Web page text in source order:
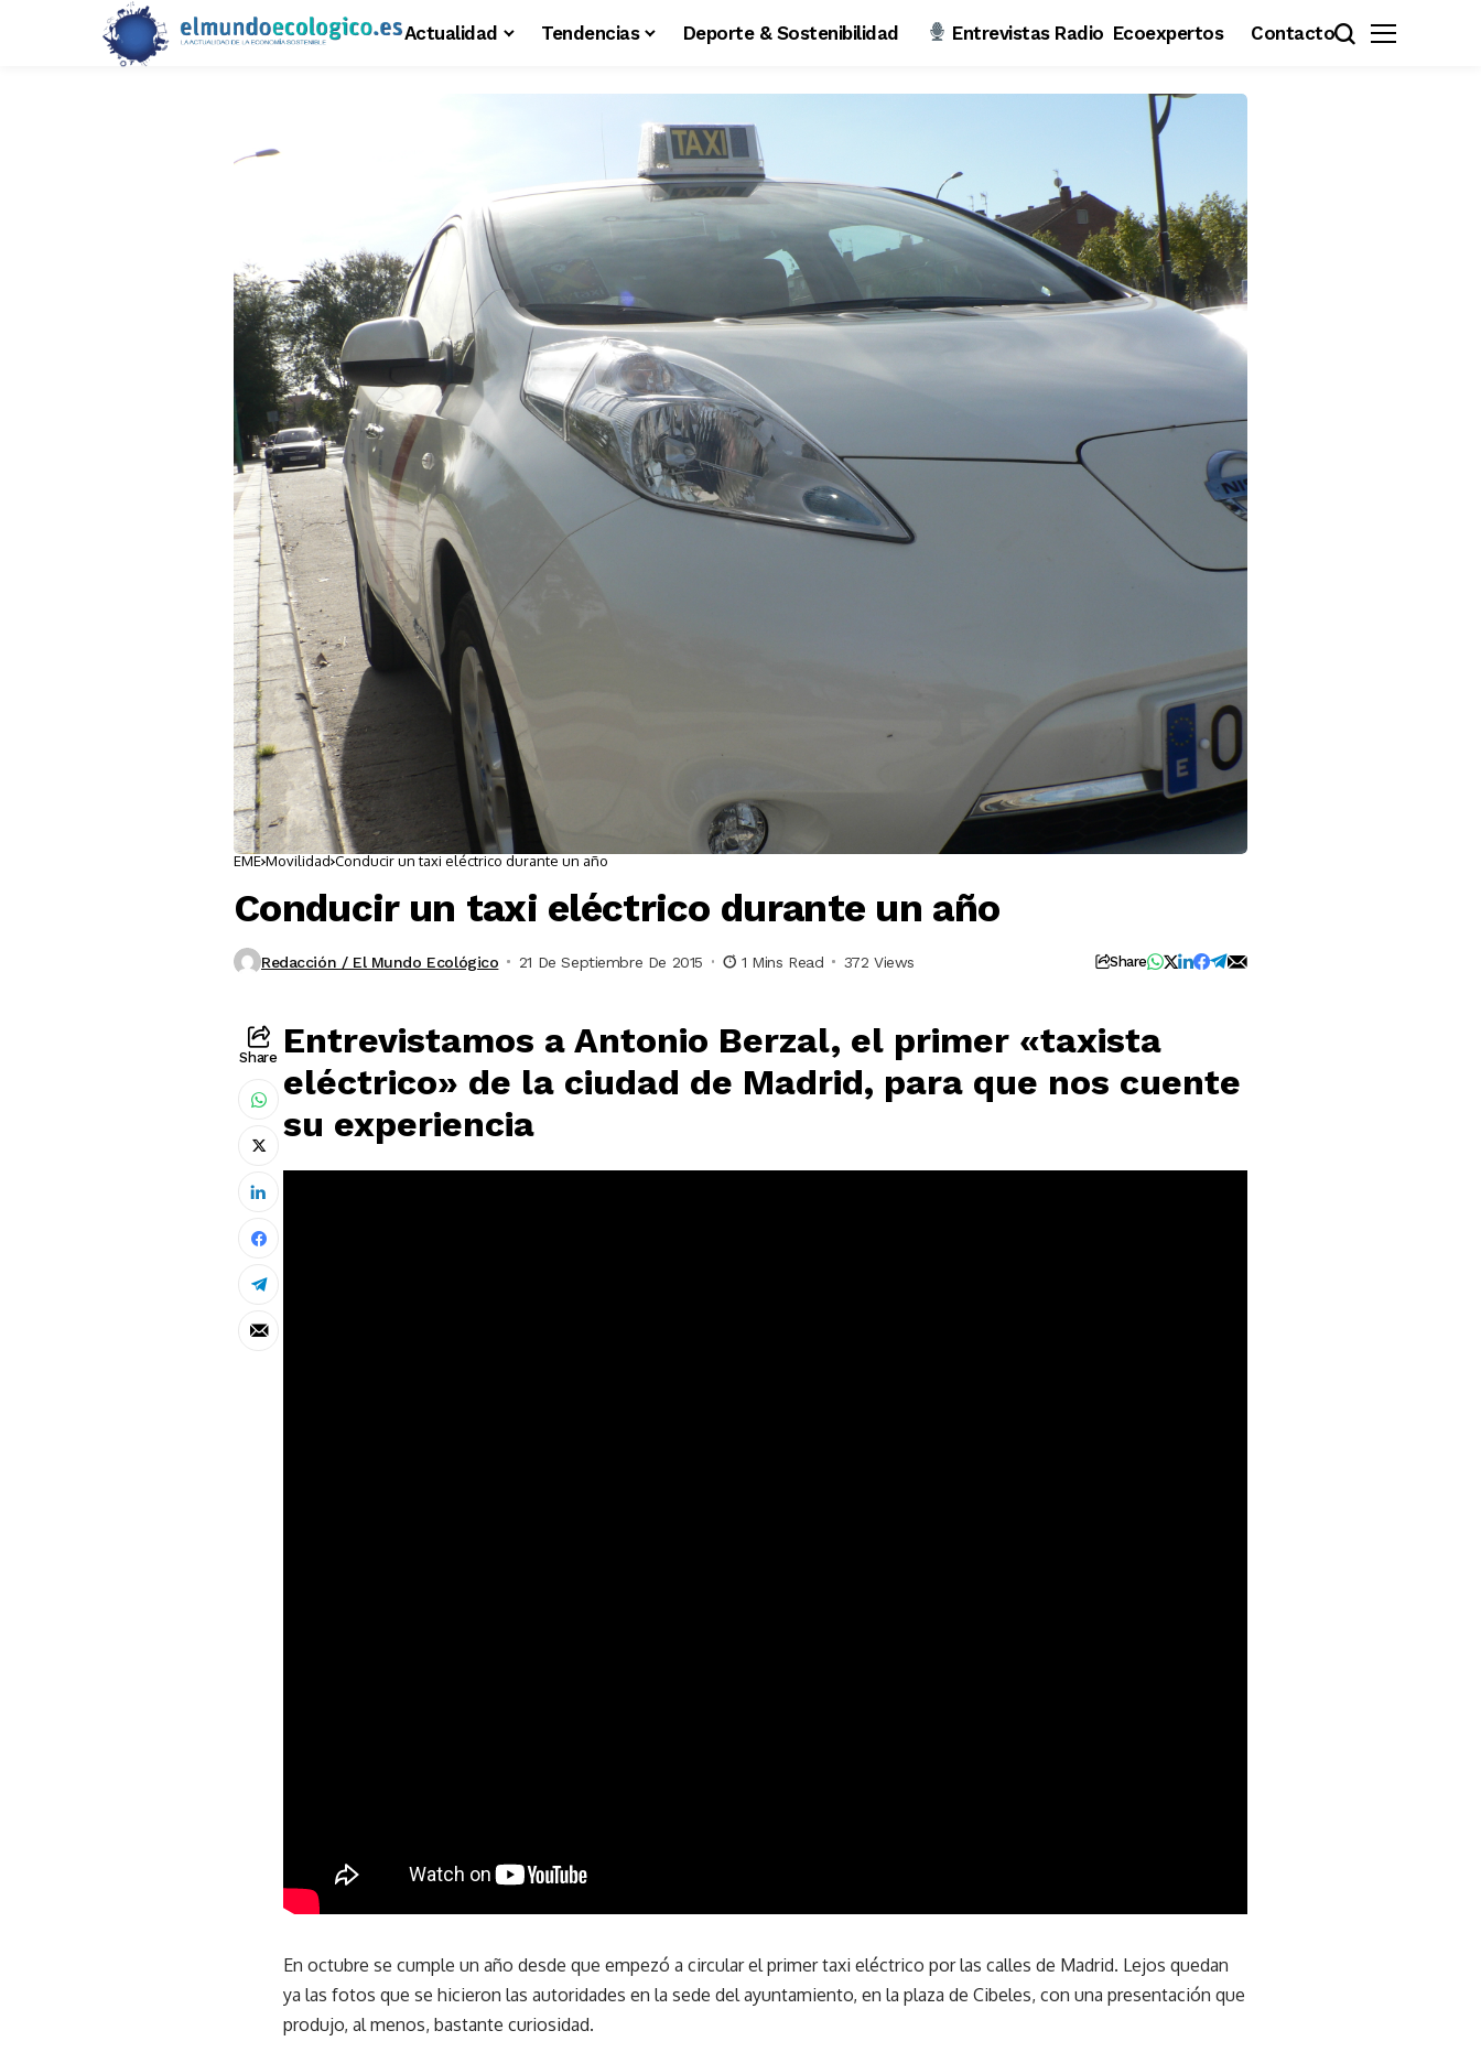
Actualidad Tendencias Deporte & Sostenibilidad Entrevistas Radio Ecoexpertos Contacto
EME Movilidad Conducir un taxi eléctrico durante un año
Conducir un taxi eléctrico durante un año
Redacción / El Mundo Ecológico 21 De Septiembre De 2015 1 Mins Read 372 Views Share
Share Entrevistamos a Antonio Berzal, el primer «taxista
eléctrico» de la ciudad de Madrid, para que nos cuente
su experiencia
En octubre se cumple un año desde que empezó a circular el primer taxi eléctrico por las calles de Madrid. Lejos quedan
ya las fotos que se hicieron las autoridades en la sede del ayuntamiento, en la plaza de Cibeles, con una presentación que
produjo, al menos, bastante curiosidad.